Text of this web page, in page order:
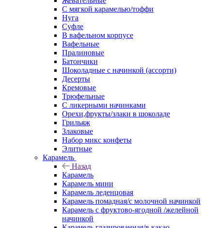
С мягкой карамелью/тоффи
Нуга
Суфле
В вафельном корпусе
Вафельные
Пралиновые
Батончики
Шоколадные с начинкой (ассорти)
Десерты
Кремовые
Трюфельные
С ликерными начинками
Орехи,фрукты/злаки в шоколаде
Грильяж
Злаковые
Набор микс конфеты
Элитные
Карамель
Назад
Карамель
Карамель мини
Карамель леденцовая
Карамель помадная/с молочной начинкой
Карамель с фруктово-ягодной /желейной
начинкой